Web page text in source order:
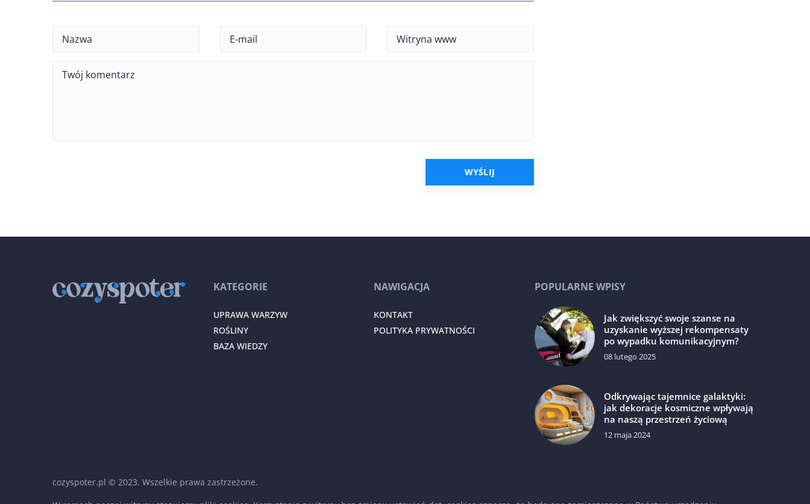
KATEGORIE
UPRAWA WARZYW
ROŚLINY
BAZA WIEDZY
NAWIGACJA
KONTAKT
POLITYKA PRYWATNOŚCI
POPULARNE WPISY
Jak zwiększyć swoje szanse na
uzyskanie wyższej rekompensaty
po wypadku komunikacyjnym?
08 lutego 2025
Odkrywając tajemnice galaktyki:
jak dekoracje kosmiczne wpływają
na naszą przestrzeń życiową
12 maja 2024
cozyspoter.pl © 2023. Wszelkie prawa zastrzeżone.